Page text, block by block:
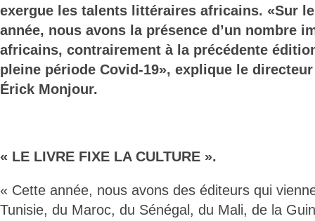
exergue les talents littéraires africains. «Sur
année, nous avons la présence d’un nombre
africains, contrairement à la précédente
pleine période Covid-19», explique le
Érick Monjour.
« LE LIVRE FIXE LA CULTURE ».
« Cette année, nous avons des éditeurs qui
Tunisie, du Maroc, du Sénégal, du Mali, de la